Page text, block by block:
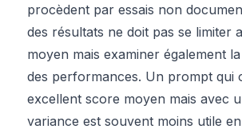
procèdent par essais non
des résultats ne doit pas se limiter
moyen mais examiner également
des performances. Un prompt qui
excellent score moyen mais avec
variance est souvent moins utile